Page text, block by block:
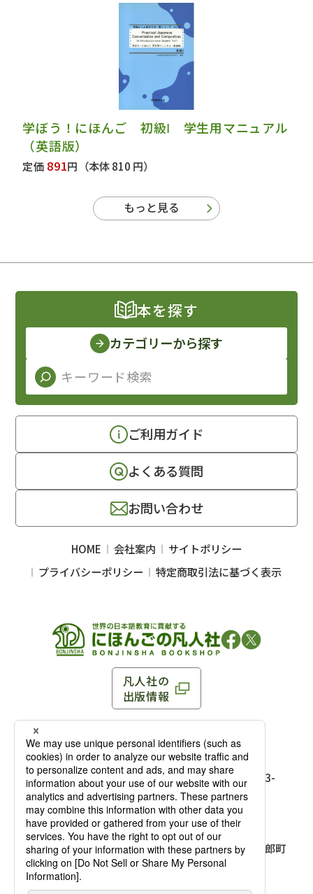
学ぼう！にほんご 初級Ⅰ 学生用マニュアル
（英語版）
定価 891円 （本体 810 円）
もっと見る
凡人社の
出版情報
〒102-0093 東京都千代田区平河町 1-3-13 8F
TEL：03-3263-3959／FAX：03-3263-3116
麹町店
〒102-0093 東京都千代田区平河町1-3-
13 8F［アクセス］
TEL：03-3239-8673／FAX：03-3263-
3116
大阪店
〒541-0056 大阪府大阪市中央区久太郎町
4-2-10
大西ビルディング 1階［
本を探す
カテゴリーから探す
ご利用ガイド
よくある質問
お問い合わせ
HOME 会社案内
サイトポリシー
プライバシーポリシー
特定商取引法に基づく表示